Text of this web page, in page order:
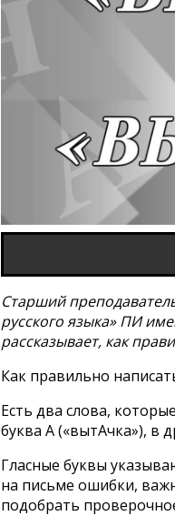
Старший
русского языка» ПИ
рассказывает, как
Как правильно
Есть два слова,
буква А («вытАчка»), в
Гласные буквы
на письме ошибки,
подобрать